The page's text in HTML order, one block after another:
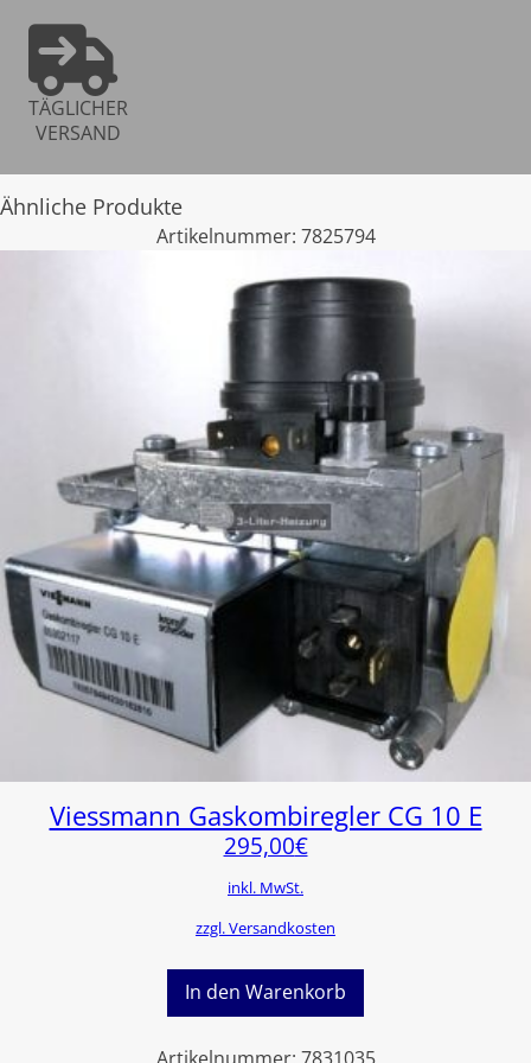
TÄGLICHER
VERSAND
Ähnliche Produkte
Artikelnummer: 7825794
Viessmann Gaskombiregler CG 10 E
295,00€
inkl. MwSt.
zzgl. Versandkosten
In den Warenkorb